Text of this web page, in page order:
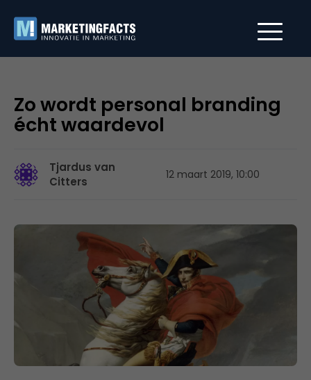
Zo wordt personal branding
écht waardevol
Tjardus van
Citters
12 maart 2019, 10:00